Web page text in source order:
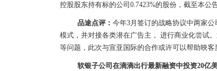
控股股东持有标的公司0.7423%的股份，截至本公
品途点评： 今年3月签订的战略协议中两家
模式，并对接各类潜在广告主， 进行商业化尝试
等问题，此次与宣亚国际的合作或许可以帮助映客
软银子公司在滴滴出行最新融资中投资20亿